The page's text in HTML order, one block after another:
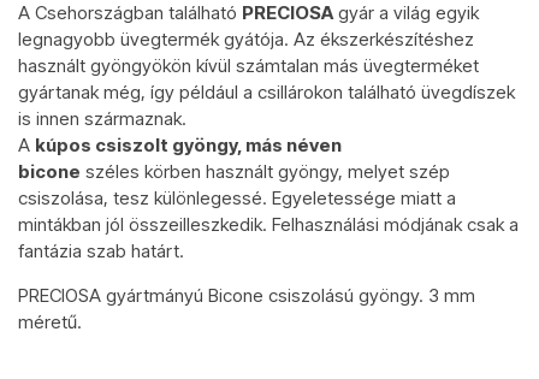
A Csehországban található PRECIOSAgyár a világ egyik
legnagyobb üvegtermék gyátója. Az ékszerkészítéshez
használt gyöngyökön kívül számtalan más üvegterméket
gyártanak még, így például a csillárokon található üvegdíszek
is innen származnak.
A kúpos csiszolt gyöngy, más néven
bicone széles körben használt gyöngy, melyet szép
csiszolása, tesz különlegessé. Egyeletessége miatt a
mintákban jól összeilleszkedik. Felhasználási módjának csak a
fantázia szab határt.
PRECIOSA gyártmányú Bicone csiszolású gyöngy. 3 mm
méretű.